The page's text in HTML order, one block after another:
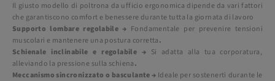
Il giusto modello di poltrona da ufficio ergonomica dipende da vari fattori
che garantiscono comfort e benessere durante tutta la giornata di lavoro
Supporto lombare regolabile → Fondamentale per prevenire tensioni
muscolari e mantenere una postura corretta.
Schienale inclinabile e regolabile → Si adatta alla tua corporatura,
alleviando la pressione sulla schiena.
Meccanismo sincronizzato o basculante → Ideale per sostenerti durante le